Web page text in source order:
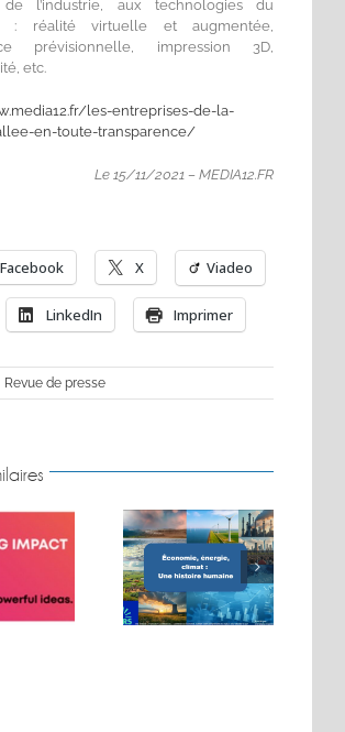
de l’industrie, aux technologies du
: réalité virtuelle et augmentée,
prévisionnelle, impression 3D,
etc.
les-entreprises-de-la-
en-toute-transparence/
Le 15/11/2021 – MEDIA12.FR
Facebook X Viadeo
LinkedIn Imprimer
Revue de presse